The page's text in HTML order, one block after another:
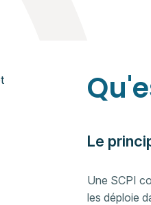
Le
Une SCPI
les déploie